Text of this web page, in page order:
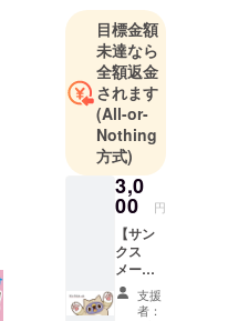
の制作費
用、及び宣
伝費用を集
める為のク
ラウドファ
ンディング
を開催いた
します！ ご
支援お願い
致します！
目標金額
未達なら
全額返金
されます
(All-or-
Nothing
方式)
3,0
00 円
【サン
クス
メー
ル】
+500円
支援
者：